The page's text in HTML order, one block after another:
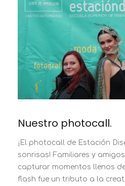
Nuestro photocall.
¡El photocall de Estación
sonrisas! Familiares y
capturar momentos llenos
flash fue un tributo a la